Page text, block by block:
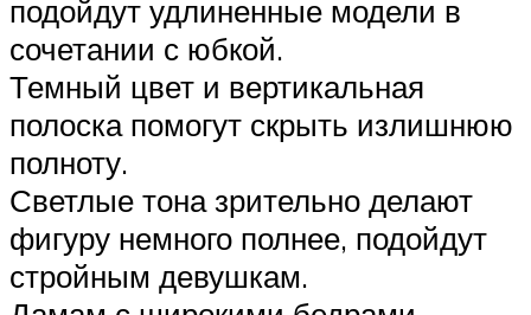
подойдут удлиненные модели в
сочетании с юбкой.
Темный цвет и вертикальная
полоска помогут скрыть излишнюю
полноту.
Светлые тона зрительно делают
фигуру немного полнее, подойдут
стройным девушкам.